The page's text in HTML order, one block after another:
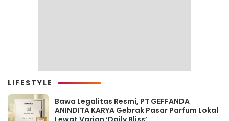
LIFESTYLE
Bawa Legalitas Resmi, PT GEFFANDA
ANINDITA KARYA Gebrak Pasar Parfum Lokal